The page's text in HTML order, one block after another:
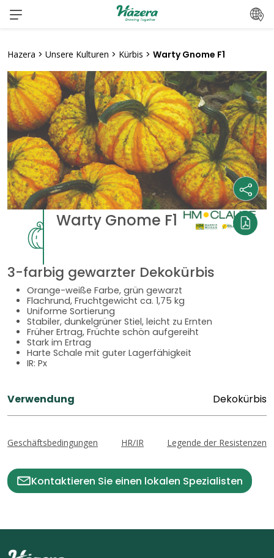
Zum
Inhalt
Hazera > Unsere Kulturen > Kürbis > Warty Gnome F1
Warty Gnome F1
3-farbig gewarzter Dekokürbis
Orange-weiße Farbe, grün gewarzt
Flachrund, Fruchtgewicht ca. 1,75 kg
Uniforme Sortierung
Stabiler, dunkelgrüner Stiel, leicht zu Ernten
Früher Ertrag, Früchte schön aufgereiht
Stark im Ertrag
Harte Schale mit guter Lagerfähigkeit
IR: Px
Verwendung Dekokürbis
Geschäftsbedingungen HR/IR Legende der Resistenzen
Kontaktieren Sie einen lokalen Spezialisten